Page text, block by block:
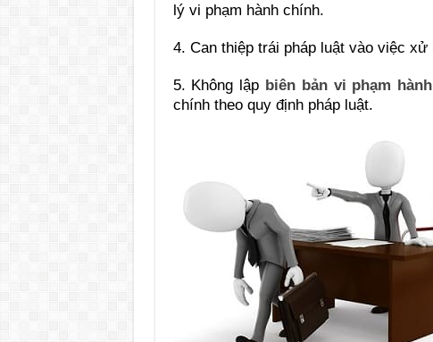
lý vi phạm hành chính.
4. Can thiệp trái pháp luật vào việc
5. Không lập biên bản vi phạm
chính theo quy định pháp luật.